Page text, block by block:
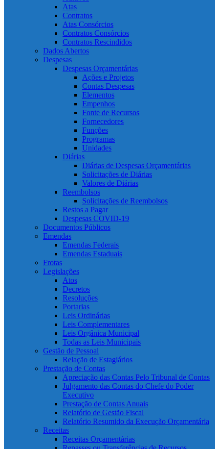
Atas
Contratos
Atas Consórcios
Contratos Consórcios
Contratos Rescindidos
Dados Abertos
Despesas
Despesas Orçamentárias
Ações e Projetos
Contas Despesas
Elementos
Empenhos
Fonte de Recursos
Fornecedores
Funções
Programas
Unidades
Diárias
Diárias de Despesas Orçamentárias
Solicitações de Diárias
Valores de Diárias
Reembolsos
Solicitações de Reembolsos
Restos a Pagar
Despesas COVID-19
Documentos Públicos
Emendas
Emendas Federais
Emendas Estaduais
Frotas
Legislações
Atos
Decretos
Resoluções
Portarias
Leis Ordinárias
Leis Complementares
Leis Orgânica Municipal
Todas as Leis Municipais
Gestão de Pessoal
Relação de Estagiários
Prestação de Contas
Apreciação das Contas Pelo Tribunal de Contas
Julgamento das Contas do Chefe do Poder
Executivo
Prestação de Contas Anuais
Relatório de Gestão Fiscal
Relatório Resumido da Execução Orçamentária
Receitas
Receitas Orçamentárias